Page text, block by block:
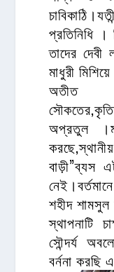
প্রতিনিধি ।
তাদের দেবী
মাধুরী
অতীত
অপ্রতুল
শহীদ
স্থাপনাটি
সৌন্দর্য
বর্ননা করছি